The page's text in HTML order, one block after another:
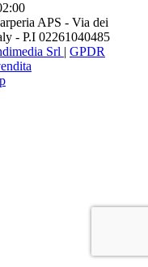
APS - Via dei
- P.I 02261040485
Srl | GPDR